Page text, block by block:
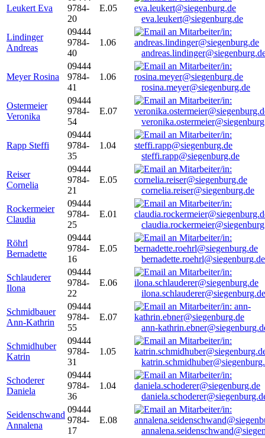
Leukert Eva
9784-
20
E.05
eva.leukert@siegenburg.de
Lindinger
Andreas
09444
9784-
40
1.06
Meyer Rosina
09444
9784-
41
1.06
rosina.meyer@siegenburg.de
Ostermeier
Veronika
09444
9784-
54
E.07
Rapp Steffi
09444
9784-
35
1.04
steffi.rapp@siegenburg.de
Reiser
Cornelia
09444
9784-
21
E.05
cornelia.reiser@siegenburg.de
Rockermeier
Claudia
09444
9784-
25
E.01
Röhrl
Bernadette
09444
9784-
16
E.05
bernadette.roehrl@siegenburg.de
Schlauderer
Ilona
09444
9784-
22
E.06
ilona.schlauderer@siegenburg.de
Schmidbauer
Ann-Kathrin
09444
9784-
55
E.07
ann-
Schmidhuber
Katrin
09444
9784-
31
1.05
Schoderer
Daniela
09444
9784-
36
1.04
Seidenschwand
Annalena
09444
9784-
17
E.08